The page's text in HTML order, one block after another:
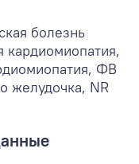
болезнь
ФВ
желудочка, NR